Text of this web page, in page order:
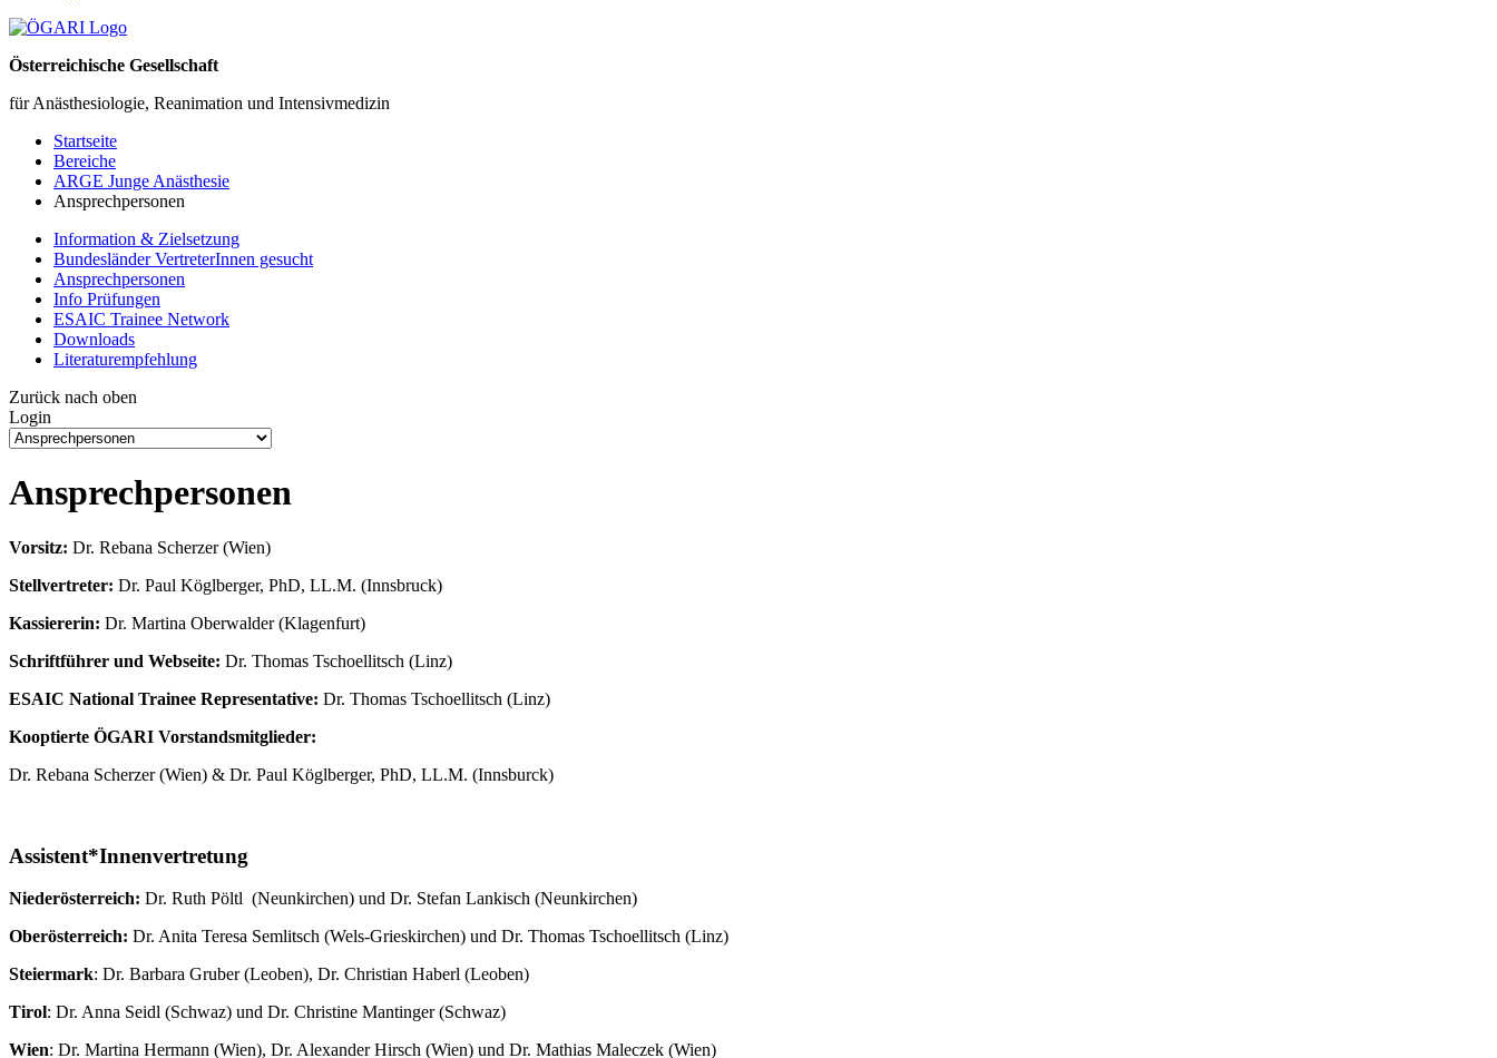
Österreichische Gesellschaft
für Anästhesiologie, Reanimation und Intensivmedizin
Startseite
Bereiche
ARGE Junge Anästhesie
Ansprechpersonen
Information & Zielsetzung
Bundesländer VertreterInnen gesucht
Ansprechpersonen
Info Prüfungen
ESAIC Trainee Network
Downloads
Literaturempfehlung
Zurück nach oben
Login
Ansprechpersonen
Vorsitz: Dr. Rebana Scherzer (Wien)
Stellvertreter: Dr. Paul Köglberger, PhD, LL.M. (Innsbruck)
Kassiererin: Dr. Martina Oberwalder (Klagenfurt)
Schriftführer und Webseite: Dr. Thomas Tschoellitsch (Linz)
ESAIC National Trainee Representative: Dr. Thomas Tschoellitsch (Linz)
Kooptierte ÖGARI Vorstandsmitglieder:
Dr. Rebana Scherzer (Wien) & Dr. Paul Köglberger, PhD, LL.M. (Innsburck)
Assistent*Innenvertretung
Niederösterreich: Dr. Ruth Pöltl (Neunkirchen) und Dr. Stefan Lankisch (Neunkirchen)
Oberösterreich: Dr. Anita Teresa Semlitsch (Wels-Grieskirchen) und Dr. Thomas Tschoellitsch (Linz)
Steiermark: Dr. Barbara Gruber (Leoben), Dr. Christian Haberl (Leoben)
Tirol: Dr. Anna Seidl (Schwaz) und Dr. Christine Mantinger (Schwaz)
Wien: Dr. Martina Hermann (Wien), Dr. Alexander Hirsch (Wien) und Dr. Mathias Maleczek (Wien)